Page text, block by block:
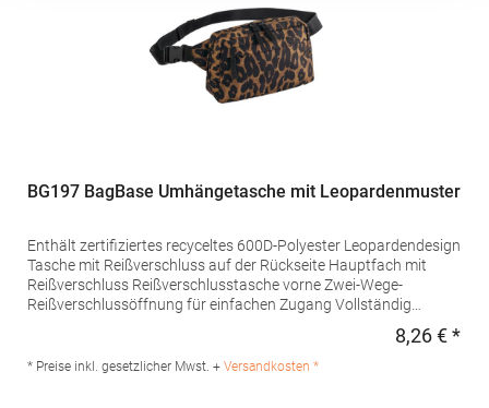
BG197 BagBase Umhängetasche mit Leopardenmuster
Enthält zertifiziertes recyceltes 600D-Polyester Leopardendesign
Tasche mit Reißverschluss auf der Rückseite Hauptfach mit
Reißverschluss Reißverschlusstasche vorne Zwei-Wege-
Reißverschlussöffnung für einfachen Zugang Vollständig
nicht waschbarAngaben zur
8,26 € *
* Preise inkl. gesetzlicher Mwst. + Versandkosten *